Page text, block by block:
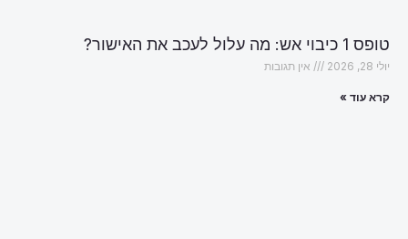
טופס 1 כיבוי אש: מה עלול לעכב את האישור?
יולי 28, 2026 אין תגובות
קרא עוד »